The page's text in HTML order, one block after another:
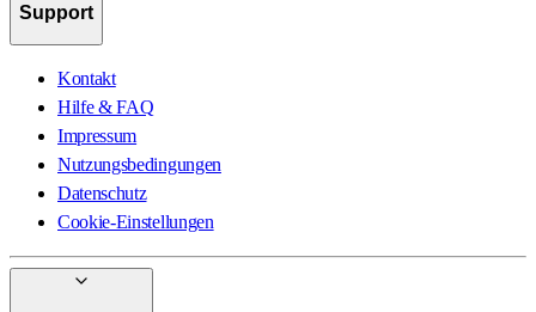
Support
Kontakt
Hilfe & FAQ
Impressum
Nutzungsbedingungen
Datenschutz
Cookie-Einstellungen